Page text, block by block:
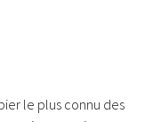
le plus connu des